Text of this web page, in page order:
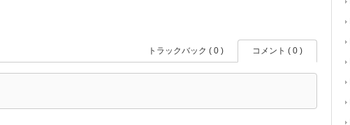
トラックバック ( 0 ) コメント ( 0 )